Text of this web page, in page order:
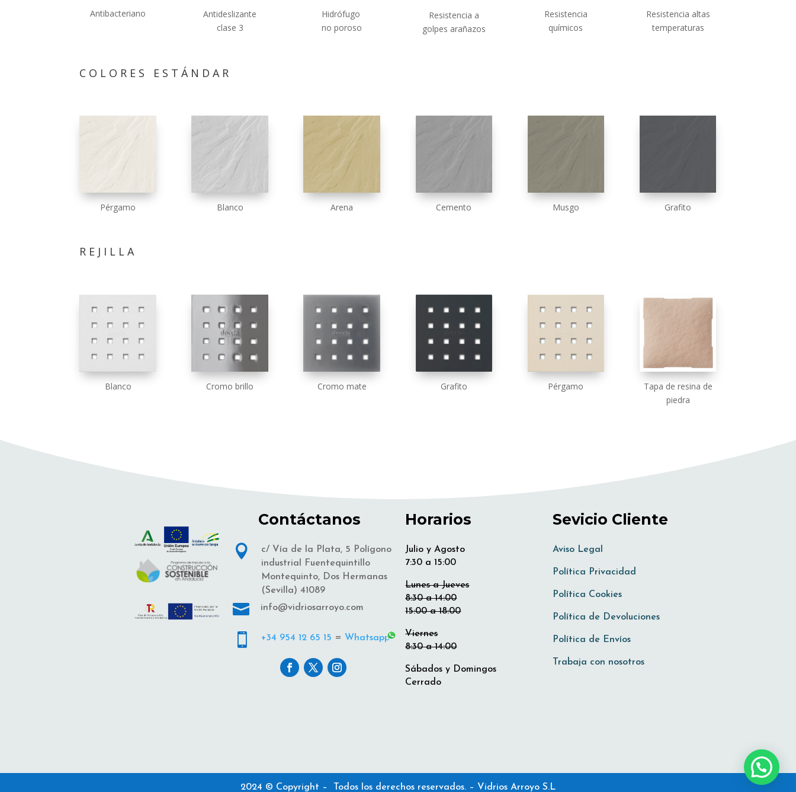
Antibacteriano
Antideslizante
clase 3
Hidrófugo
no poroso
Resistencia a
golpes arañazos
Resistencia
químicos
Resistencia altas
temperaturas
COLORES ESTÁNDAR
Pérgamo Blanco Arena Cemento Musgo Grafito
REJILLA
Blanco Cromo brillo Cromo mate Grafito Pérgamo
Tapa de resina de
piedra
Contáctanos

c/ Vía de la Plata, 5 Polígono
industrial Fuentequintillo
Montequinto, Dos Hermanas
(Sevilla) 41089
 info@vidriosarroyo.com
 +34 954 12 65 15 = Whatsapp
Horarios
Julio y Agosto
7:30 a 15:00
Lunes a Jueves
8:30 a 14:00
15:00 a 18:00
Viernes
8:30 a 14:00
Sábados y Domingos
Cerrado
Sevicio Cliente
Aviso Legal
Política Privacidad
Política Cookies
Política de Devoluciones
Política de Envíos
Trabaja con nosotros
2024 © Copyright – Todos los derechos reservados. – Vidrios Arroyo S.L